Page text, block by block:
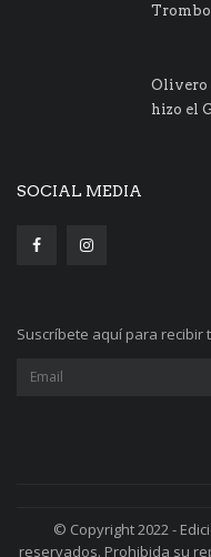
Olivero
hizo el
SOCIAL MEDIA
Suscríbete aquí para recibir
© Copyright 2022 -
reservados. Prohibida su